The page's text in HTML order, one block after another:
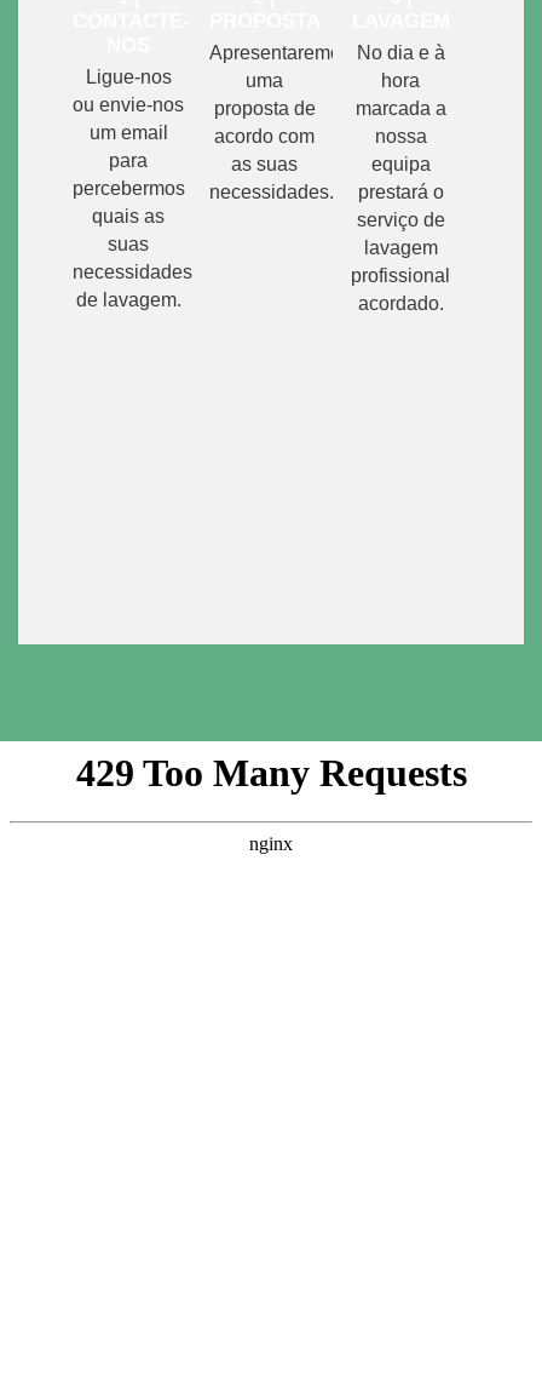
Ligue-nos
ou envie-nos
um email
para
percebermos
quais as
suas
necessidades
de lavagem.
Apresentaremos
uma
proposta de
acordo com
as suas
necessidades.
No dia e à
hora
marcada a
nossa
equipa
prestará o
serviço de
lavagem
profissional
acordado.